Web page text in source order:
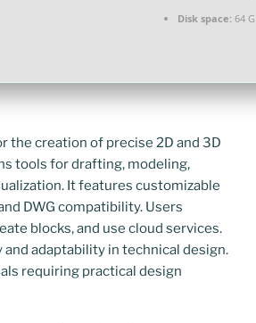
Disk space: 64
the creation of precise 2D and 3D
tools for drafting, modeling,
It features customizable
DWG compatibility. Users
blocks, and use cloud services.
and adaptability in technical design.
requiring practical design